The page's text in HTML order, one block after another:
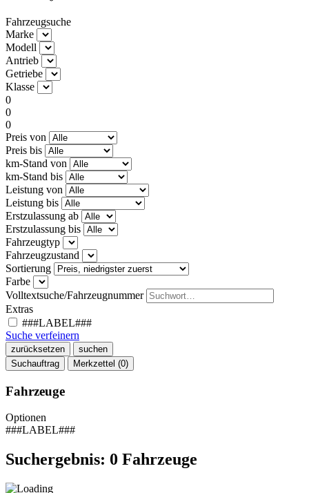
Fahrzeugsuche
Marke
Modell
Antrieb
Getriebe
Klasse
0
0
0
Preis von
Preis bis
km-Stand von
km-Stand bis
Leistung von
Leistung bis
Erstzulassung ab
Erstzulassung bis
Fahrzeugtyp
Fahrzeugzustand
Sortierung
Farbe
Volltextsuche/Fahrzeugnummer
Extras
###LABEL###
Suche verfeinern
zurücksetzen
suchen
Suchauftrag
Merkzettel (0)
Fahrzeuge
Optionen
###LABEL###
Suchergebnis: 0 Fahrzeuge